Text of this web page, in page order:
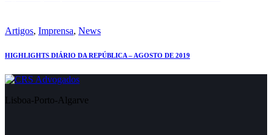
Artigos, Imprensa, News
HIGHLIGHTS DIÁRIO DA REPÚBLICA – AGOSTO DE 2019
Lisboa-Porto-Algarve